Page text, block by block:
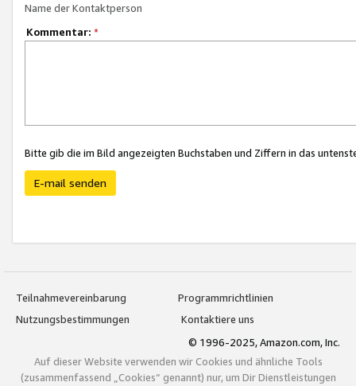
Name der Kontaktperson
Kommentar: *
Bitte gib die im Bild angezeigten Buchstaben und Ziffern in das
E-mail senden
Teilnahmevereinbarung
Programmrichtlinien
Nutzungsbestimmungen
Kontaktiere uns
© 1996-2025, Amazon.com, Inc.
Auf dieser Website verwenden wir Cookies und ähnliche Tools
(zusammenfassend „Cookies“ genannt) nur, um Dir Dienstleistungen